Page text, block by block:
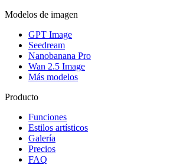
Modelos de imagen
GPT Image
Seedream
Nanobanana Pro
Wan 2.5 Image
Más modelos
Producto
Funciones
Estilos artísticos
Galería
Precios
FAQ